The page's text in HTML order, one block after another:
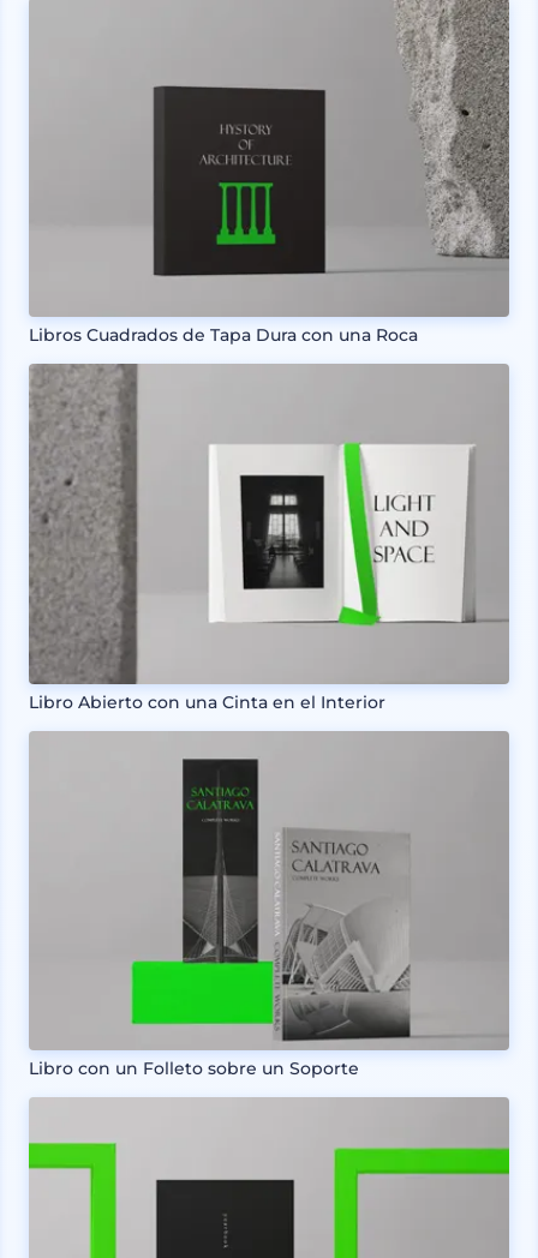
Libros Cuadrados de Tapa Dura con una Roca
Libro Abierto con una Cinta en el Interior
Libro con un Folleto sobre un Soporte